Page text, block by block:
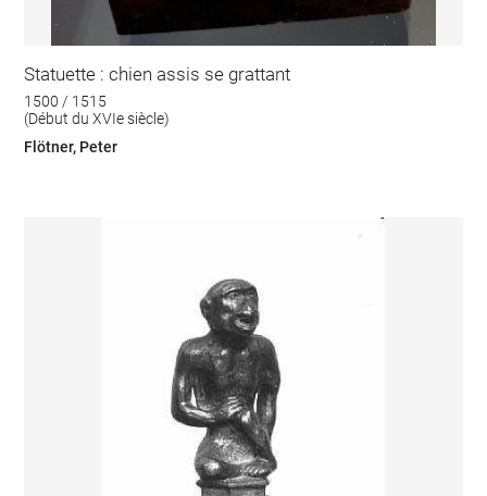
Statuette : chien assis se grattant
1500 / 1515
(Début du XVIe siècle)
Flötner, Peter